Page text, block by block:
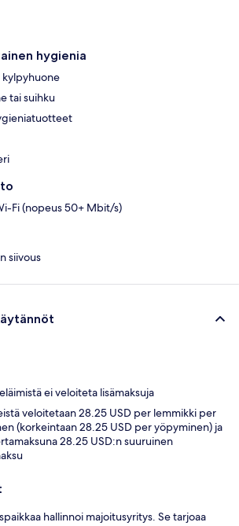
hygienia
kylpyhuone
tai suihku
Fi (nopeus 50+ Mbit/s)
siivous
ei veloiteta lisämaksuja
veloitetaan 28.25 USD per lemmikki per
(korkeintaan 28.25 USD per yöpyminen) ja
28.25 USD:n suuruinen
hallinnoi majoitusyritys. Se tarjoaa